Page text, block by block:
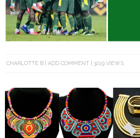
CHARLOTTE B ADD COMMENT 3219 VIEWS